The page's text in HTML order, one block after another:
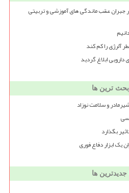
جبران عقب ماندگی های آموزشی و تربیتی
آلرژی را کم کند
ابلاغ گردید
ترین ها
و سلامت نوزاد
بگذارد
یک ابزار دفاع فوری
جدیدترین ها